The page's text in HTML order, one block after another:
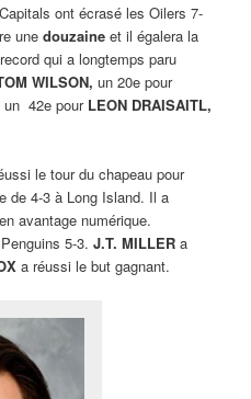
ont écrasé les Oilers 7-
une douzaineet il égalera la
qui a longtemps paru
WILSON, un 20e pour
42e pour LEON DRAISAITL,
le tour du chapeau pour
de 4-3 à Long Island. Il a
avantage numérique.
5-3. J.T. MILLERa
a réussi le but gagnant.